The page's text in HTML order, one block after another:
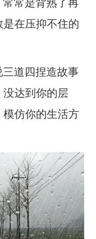
常是背熟了再
在压抑不住的
道四捏造故事
达到你的层
仿你的生活方